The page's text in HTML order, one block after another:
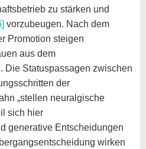
zu stärken und
vorzubeugen. Nach dem
Promotion steigen
aus dem
Die Statuspassagen zwischen
der
„stellen neuralgische
sich hier
generative Entscheidungen
wirken